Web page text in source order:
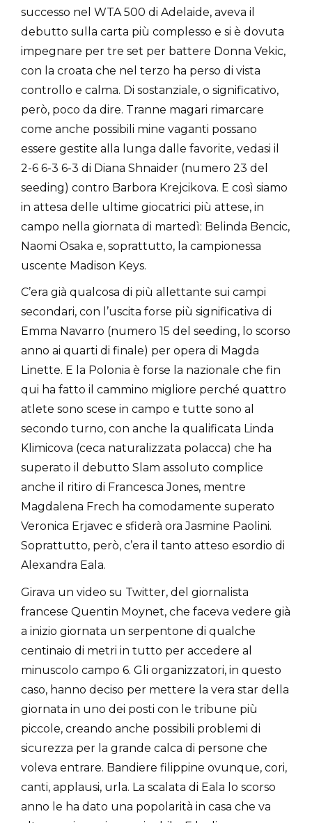
successo nel WTA 500 di Adelaide, aveva il
debutto sulla carta più complesso e si è dovuta
impegnare per tre set per battere Donna Vekic,
con la croata che nel terzo ha perso di vista
controllo e calma. Di sostanziale, o significativo,
però, poco da dire. Tranne magari rimarcare
come anche possibili mine vaganti possano
essere gestite alla lunga dalle favorite, vedasi il
2-6 6-3 6-3 di Diana Shnaider (numero 23 del
seeding) contro Barbora Krejcikova. E così siamo
in attesa delle ultime giocatrici più attese, in
campo nella giornata di martedì: Belinda Bencic,
Naomi Osaka e, soprattutto, la campionessa
uscente Madison Keys.
C’era già qualcosa di più allettante sui campi
secondari, con l’uscita forse più significativa di
Emma Navarro (numero 15 del seeding, lo scorso
anno ai quarti di finale) per opera di Magda
Linette. E la Polonia è forse la nazionale che fin
qui ha fatto il cammino migliore perché quattro
atlete sono scese in campo e tutte sono al
secondo turno, con anche la qualificata Linda
Klimicova (ceca naturalizzata polacca) che ha
superato il debutto Slam assoluto complice
anche il ritiro di Francesca Jones, mentre
Magdalena Frech ha comodamente superato
Veronica Erjavec e sfiderà ora Jasmine Paolini.
Soprattutto, però, c’era il tanto atteso esordio di
Alexandra Eala.
Girava un video su Twitter, del giornalista
francese Quentin Moynet, che faceva vedere già
a inizio giornata un serpentone di qualche
centinaio di metri in tutto per accedere al
minuscolo campo 6. Gli organizzatori, in questo
caso, hanno deciso per mettere la vera star della
giornata in uno dei posti con le tribune più
piccole, creando anche possibili problemi di
sicurezza per la grande calca di persone che
voleva entrare. Bandiere filippine ovunque, cori,
canti, applausi, urla. La scalata di Eala lo scorso
anno le ha dato una popolarità in casa che va